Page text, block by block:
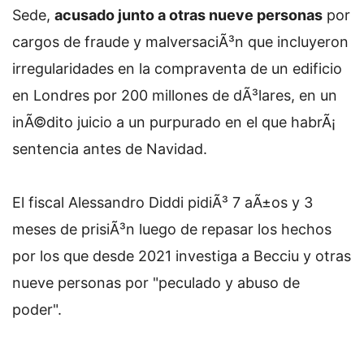
Sede, acusado junto a otras nueve personas por
cargos de fraude y malversaciÃ³n que incluyeron
irregularidades en la compraventa de un edificio
en Londres por 200 millones de dÃ³lares, en un
inÃ©dito juicio a un purpurado en el que habrÃ¡
sentencia antes de Navidad.
El fiscal Alessandro Diddi pidiÃ³ 7 aÃ±os y 3
meses de prisiÃ³n luego de repasar los hechos
por los que desde 2021 investiga a Becciu y otras
nueve personas por "peculado y abuso de
poder".